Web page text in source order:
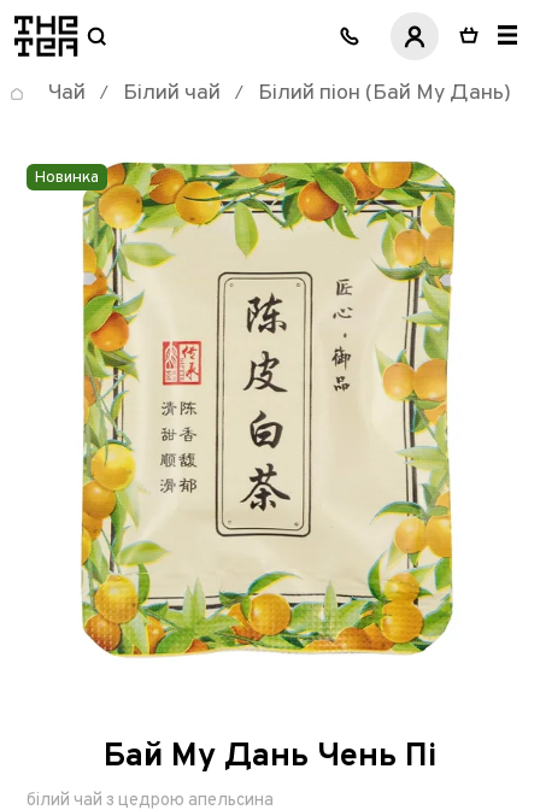
логотип
Чай / Білий чай / Білий піон (Бай Му Дань)
Новинка
Бай Му Дань Чень Пі
білий чай з цедрою апельсина